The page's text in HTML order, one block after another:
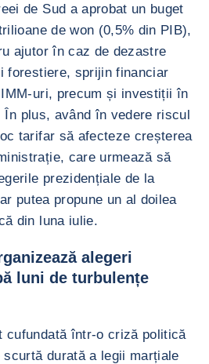
de Sud a aprobat un buget
de won (0,5% din PIB),
ajutor în caz de dezastre
forestiere, sprijin financiar
uri, precum și investiții în
plus, având în vedere riscul
tarifar să afecteze creșterea
care urmează să
prezidențiale de la
putea propune un al doilea
din luna iulie.
alegeri
luni de turbulențe
cufundată într-o criză politică
durată a legii marțiale